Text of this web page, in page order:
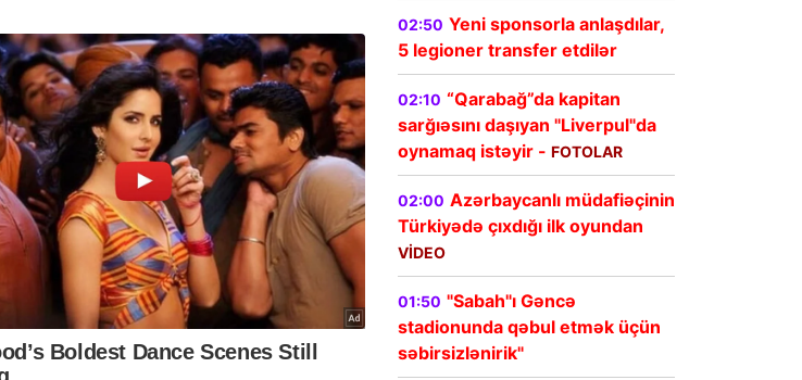
02:50 Yeni sponsorla anlaşdılar,
5 legioner transfer etdilər
02:10 “Qarabağ”da kapitan
sarğıəsını daşıyan "Liverpul"da
oynamaq istəyir - FOTOLAR
02:00 Azərbaycanlı müdafiəçinin
Türkiyədə çıxdığı ilk oyundan
VİDEO
01:50 "Sabah"ı Gəncə
stadionunda qəbul etmək üçün
səbirsizlənirik"